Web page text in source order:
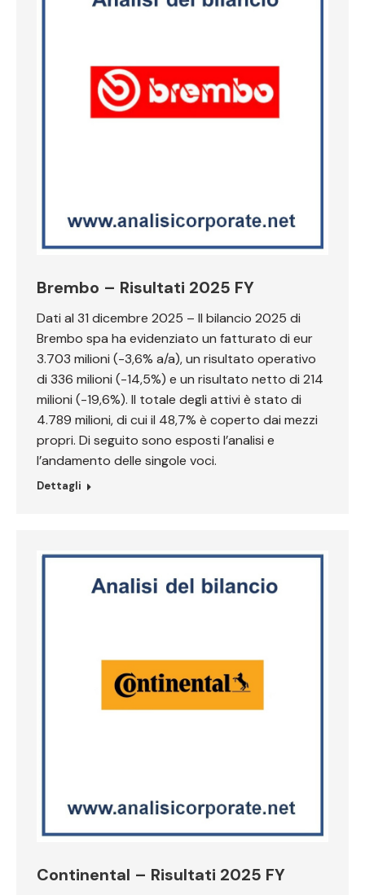
Brembo – Risultati 2025 FY
Dati al 31 dicembre 2025 – Il bilancio 2025 di
Brembo spa ha evidenziato un fatturato di eur
3.703 milioni (-3,6% a/a), un risultato operativo
di 336 milioni (-14,5%) e un risultato netto di 214
milioni (-19,6%). Il totale degli attivi è stato di
4.789 milioni, di cui il 48,7% è coperto dai mezzi
propri. Di seguito sono esposti l’analisi e
l’andamento delle singole voci.
Dettagli
Continental – Risultati 2025 FY